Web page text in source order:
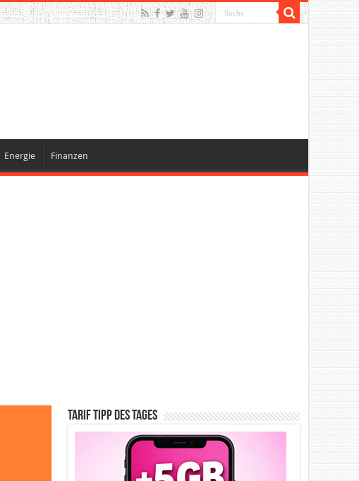
Energie Finanzen
Tarif Tipp des Tages